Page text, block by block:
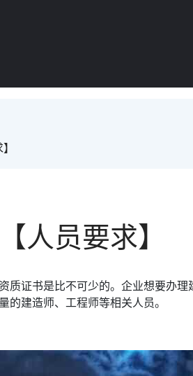
人员要求】
质证书是比不可少的。企业想要办理
建造师、工程师等相关人员。